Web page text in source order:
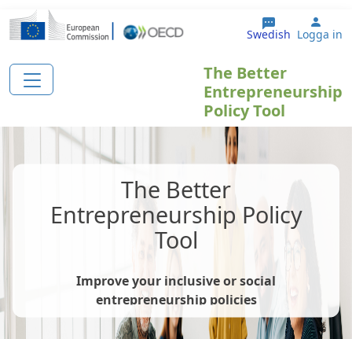
Hoppa till huvudinnehåll
Swedish User
Logga in
The Better
Entrepreneurship
Policy Tool
The Better
Entrepreneurship Policy
Tool
Improve your inclusive or social
entrepreneurship policies